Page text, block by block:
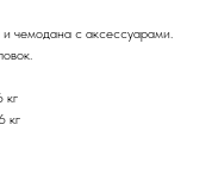
чемодана с аксессуарами.
кг
кг